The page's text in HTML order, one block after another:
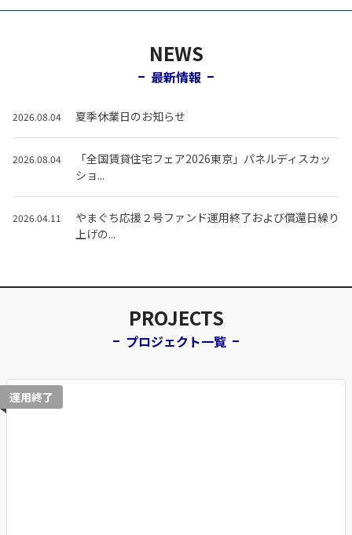
NEWS
最新情報
2026.08.04 夏季休業日のお知らせ
2026.08.04
「全国賃貸住宅フェア2026東京」パネルディスカッ
ショ...
2026.04.11
やまぐち応援２号ファンド運用終了および償還日繰り
上げの...
PROJECTS
プロジェクト一覧
運用終了